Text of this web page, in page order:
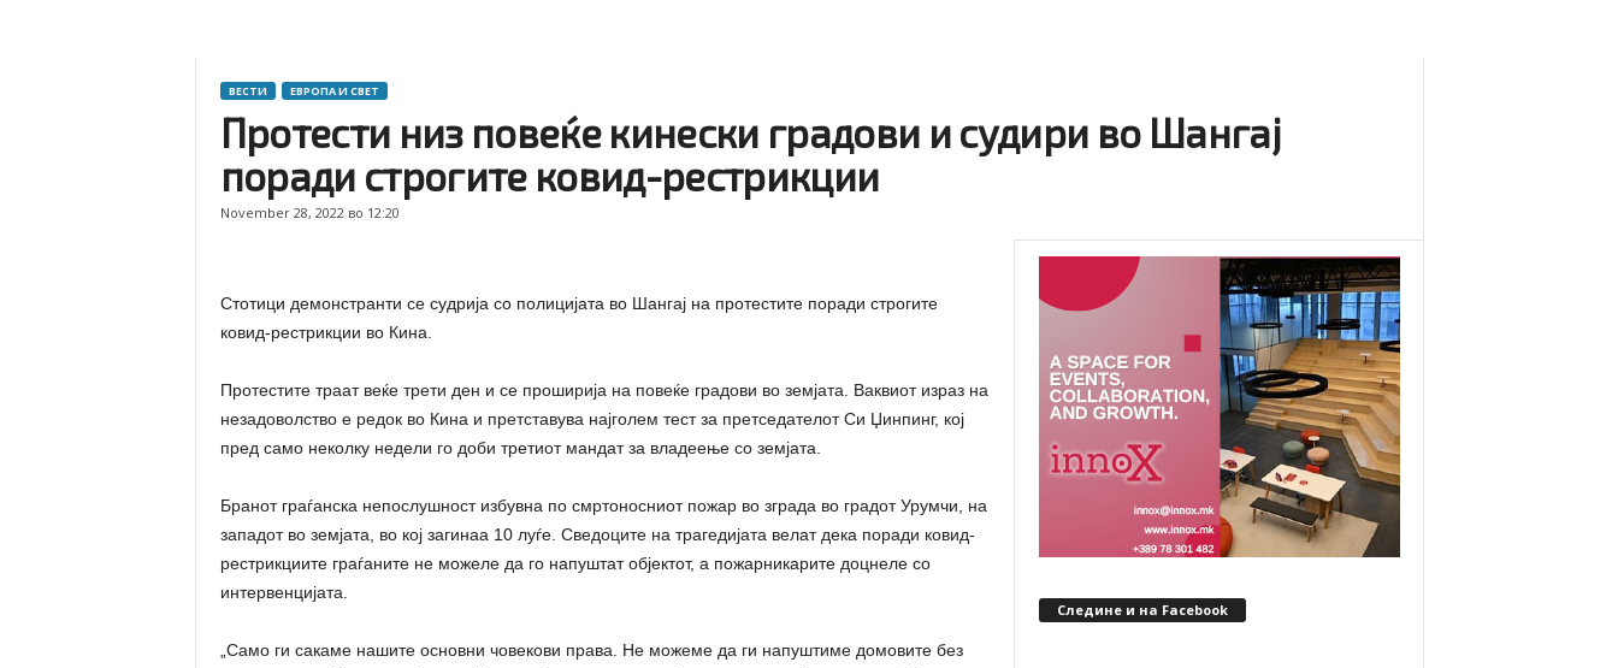
ВЕСТИ ЕВРОПА И СВЕТ
Протести низ повеќе кинески градови и судири во Шангај
поради строгите ковид-рестрикции
November 28, 2022 во 12:20
Стотици демонстранти се судрија со полицијата во Шангај на протестите поради строгите
ковид-рестрикции во Кина.
Протестите траат веќе трети ден и се проширија на повеќе градови во земјата. Ваквиот израз на
незадоволство е редок во Кина и претставува најголем тест за претседателот Си Џинпинг, кој
пред само неколку недели го доби третиот мандат за владеење со земјата.
Бранот граѓанска непослушност избувна по смртоносниот пожар во зграда во градот Урумчи, на
западот во земјата, во кој загинаа 10 луѓе. Сведоците на трагедијата велат дека поради ковид-
рестрикциите граѓаните не можеле да го напуштат објектот, а пожарникарите доцнеле со
интервенцијата.
„Само ги сакаме нашите основни човекови права. Не можеме да ги напуштиме домовите без
Следине и на Facebook